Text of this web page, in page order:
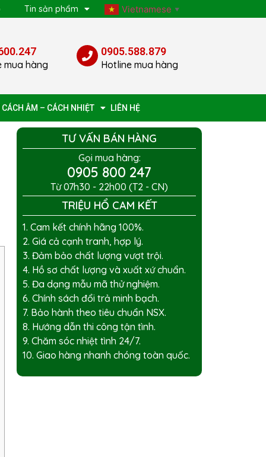
Tin sản phẩm Vietnamese ▼
mua hàng
0905.588.879
Hotline mua hàng
CÁCH ÂM – CÁCH NHIỆT LIÊN HỆ
TƯ VẤN BÁN HÀNG
Gọi mua hàng:
0905 800 247
Từ 07h30 - 22h00 (T2 - CN)
TRIỆU HỔ CAM KẾT
1. Cam kết chính hãng 100%.
2. Giá cả cạnh tranh, hợp lý.
3. Đảm bảo chất lượng vượt trội.
4. Hồ sơ chất lượng và xuất xứ chuẩn.
5. Đa dạng mẫu mã thử nghiệm.
6. Chính sách đổi trả minh bạch.
7. Bảo hành theo tiêu chuẩn NSX.
8. Hướng dẫn thi công tận tình.
9. Chăm sóc nhiệt tình 24/7.
10. Giao hàng nhanh chóng toàn quốc.